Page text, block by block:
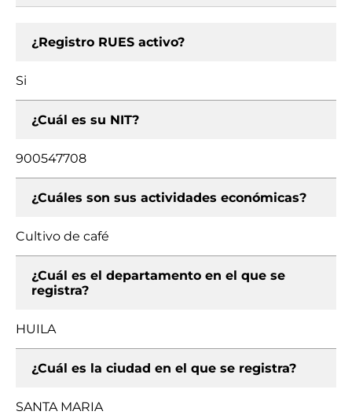
¿Registro RUES activo?
Si
¿Cuál es su NIT?
900547708
¿Cuáles son sus actividades económicas?
Cultivo de café
¿Cuál es el departamento en el que se
registra?
HUILA
¿Cuál es la ciudad en el que se registra?
SANTA MARIA